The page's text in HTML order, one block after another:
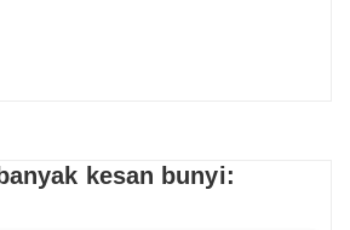
kesan bunyi: